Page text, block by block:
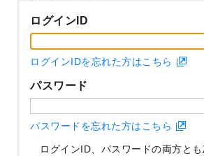
ログインID
ログインIDを忘れた方はこちら
パスワード
パスワードを忘れた方はこちら
ログインID、パスワードの両方とも